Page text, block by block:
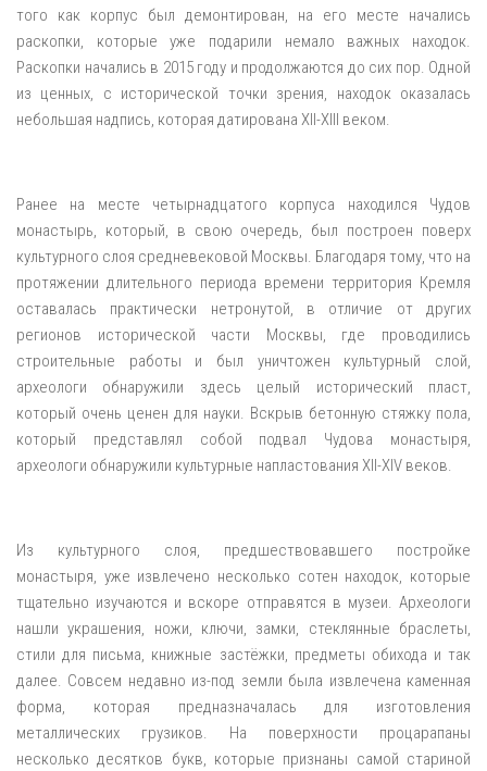
того как корпус был демонтирован, на его месте начались
раскопки, которые уже подарили немало важных находок.
Раскопки начались в 2015 году и продолжаются до сих пор. Одной
из ценных, с исторической точки зрения, находок оказалась
небольшая надпись, которая датирована XII-XIII веком.
Ранее на месте четырнадцатого корпуса находился Чудов
монастырь, который, в свою очередь, был построен поверх
культурного слоя средневековой Москвы. Благодаря тому, что на
протяжении длительного периода времени территория Кремля
оставалась практически нетронутой, в отличие от других
регионов исторической части Москвы, где проводились
строительные работы и был уничтожен культурный слой,
археологи обнаружили здесь целый исторический пласт,
который очень ценен для науки. Вскрыв бетонную стяжку пола,
который представлял собой подвал Чудова монастыря,
археологи обнаружили культурные напластования XII-XIV веков.
Из культурного слоя, предшествовавшего постройке
монастыря, уже извлечено несколько сотен находок, которые
тщательно изучаются и вскоре отправятся в музеи. Археологи
нашли украшения, ножи, ключи, замки, стеклянные браслеты,
стили для письма, книжные застёжки, предметы обихода и так
далее. Совсем недавно из-под земли была извлечена каменная
форма, которая предназначалась для изготовления
металлических грузиков. На поверхности процарапаны
несколько десятков букв, которые признаны самой стариной